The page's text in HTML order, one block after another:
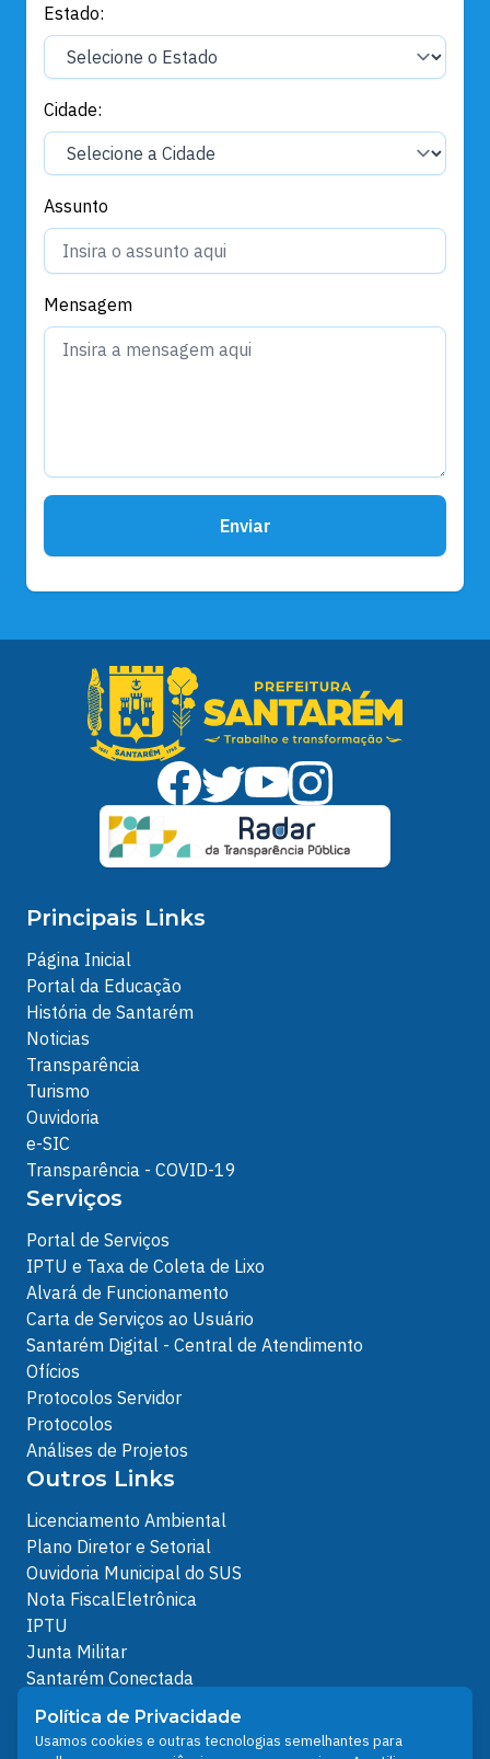
Estado:
Cidade:
Assunto
Mensagem
Enviar
Principais Links
Página Inicial
Portal da Educação
História de Santarém
Noticias
Transparência
Turismo
Ouvidoria
e-SIC
Transparência - COVID-19
Serviços
Portal de Serviços
IPTU e Taxa de Coleta de Lixo
Alvará de Funcionamento
Carta de Serviços ao Usuário
Santarém Digital - Central de Atendimento
Ofícios
Protocolos Servidor
Protocolos
Análises de Projetos
Outros Links
Licenciamento Ambiental
Plano Diretor e Setorial
Ouvidoria Municipal do SUS
Nota FiscalEletrônica
IPTU
Junta Militar
Santarém Conectada
Política de Privacidade
People illustrations by Storyset
Política de Privacidade
Usamos cookies e outras tecnologias semelhantes para